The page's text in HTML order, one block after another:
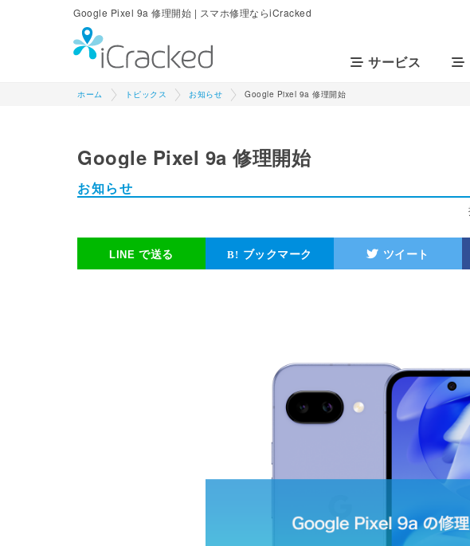
Google Pixel 9a 修理開始 | スマホ修理ならiCracked
サービス
ホーム トピックス お知らせ Google Pixel 9a 修理開始
Google Pixel 9a 修理開始
お知らせ
で送る ブックマーク ツイート